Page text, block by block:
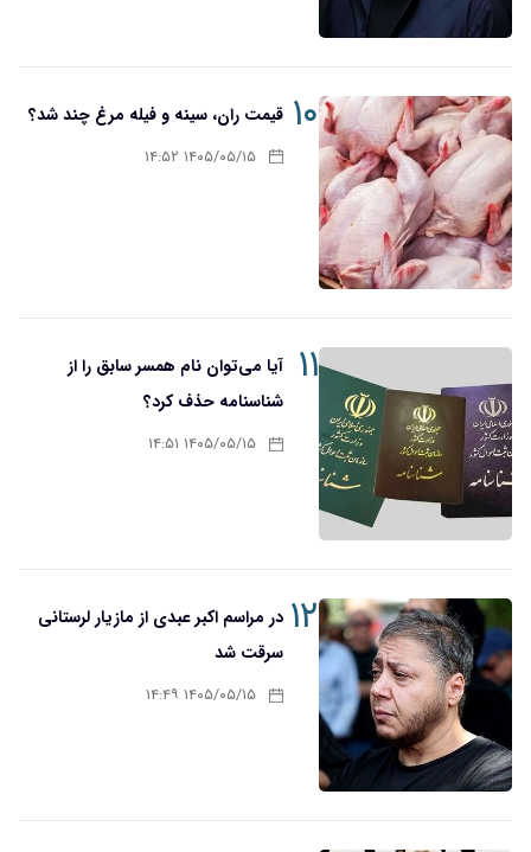
۱۰ قیمت ران، سینه و فیله مرغ چند شد؟
۱۴۰۵/۰۵/۱۵ ۱۴:۵۲
۱۱
آیا می‌توان نام همسر سابق را از
شناسنامه حذف کرد؟
۱۴۰۵/۰۵/۱۵ ۱۴:۵۱
۱۲ در مراسم اکبر عبدی از مازیار لرستانی
سرقت شد
۱۴۰۵/۰۵/۱۵ ۱۴:۴۹